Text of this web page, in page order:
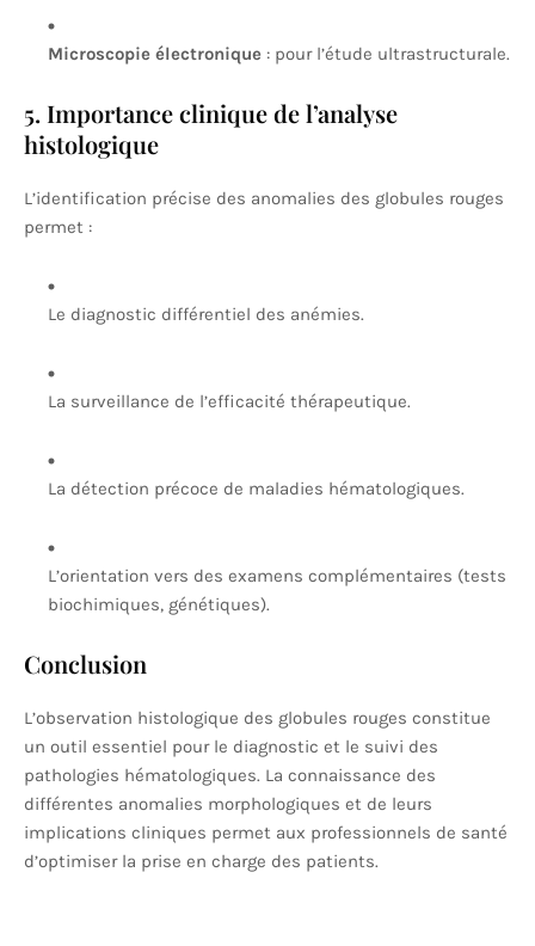
Microscopie électronique : pour l’étude ultrastructurale.
5. Importance clinique de l’analyse
histologique
L’identification précise des anomalies des globules rouges
permet :
Le diagnostic différentiel des anémies.
La surveillance de l’efficacité thérapeutique.
La détection précoce de maladies hématologiques.
L’orientation vers des examens complémentaires (tests
biochimiques, génétiques).
Conclusion
L’observation histologique des globules rouges constitue
un outil essentiel pour le diagnostic et le suivi des
pathologies hématologiques. La connaissance des
différentes anomalies morphologiques et de leurs
implications cliniques permet aux professionnels de santé
d’optimiser la prise en charge des patients.